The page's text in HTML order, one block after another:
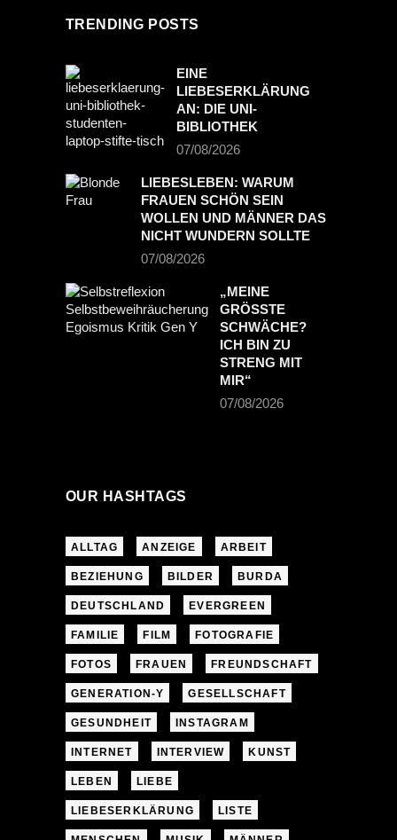
TRENDING POSTS
EINE
LIEBESERKLÄRUNG
AN: DIE UNI-
BIBLIOTHEK
07/08/2026
LIEBESLEBEN: WARUM
FRAUEN SCHÖN SEIN
WOLLEN UND MÄNNER DAS
NICHT WUNDERN SOLLTE
07/08/2026
„MEINE
GRÖSSTE S
CHWÄCHE? I
CH BIN ZU S
TRENG MIT M
IR“
07/08/2026
OUR HASHTAGS
ALLTAG ANZEIGE ARBEIT
BEZIEHUNG BILDER BURDA
DEUTSCHLAND EVERGREEN
FAMILIE FILM FOTOGRAFIE
FOTOS FRAUEN FREUNDSCHAFT
GENERATION-Y GESELLSCHAFT
GESUNDHEIT INSTAGRAM
INTERNET INTERVIEW KUNST
LEBEN LIEBE
LIEBESERKLÄRUNG LISTE